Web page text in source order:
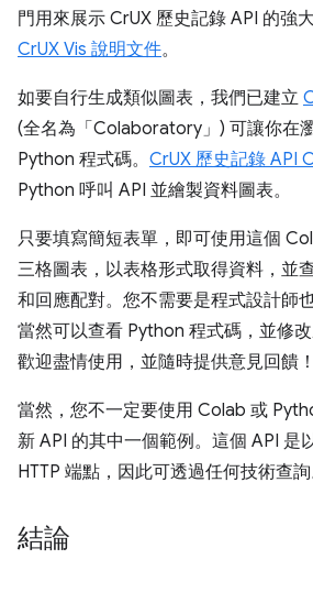
門用來展示 CrUX 歷史記錄 API 的強
CrUX Vis 說明文件。
如要自行生成類似圖表，我們已建立
(全名為「Colaboratory」) 可讓你在
Python 程式碼。 CrUX 歷史記錄 API
Python 呼叫 API 並繪製資料圖表。
只要填寫簡短表單，即可使用這個
三格圖表，以表格形式取得資料，並
和回應配對。您不需要是程式設計師
當然可以查看 Python 程式碼，並修
歡迎盡情使用，並隨時提供意見回饋！
當然，您不一定要使用 Colab 或
新 API 的其中一個範例。這個 API 是
HTTP 端點，因此可透過任何技術查詢
結論